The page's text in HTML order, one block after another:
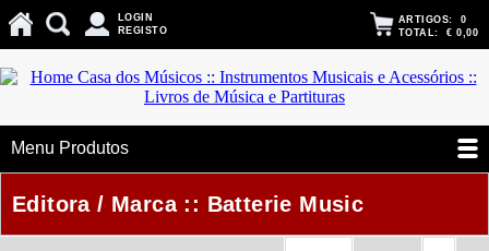
LOGIN
REGISTO
ARTIGOS: 0
TOTAL: € 0,00
Menu Produtos
Editora / Marca :: Batterie Music